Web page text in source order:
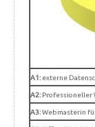
A1: externe
A2:Professioneller
A3:Webmasterin